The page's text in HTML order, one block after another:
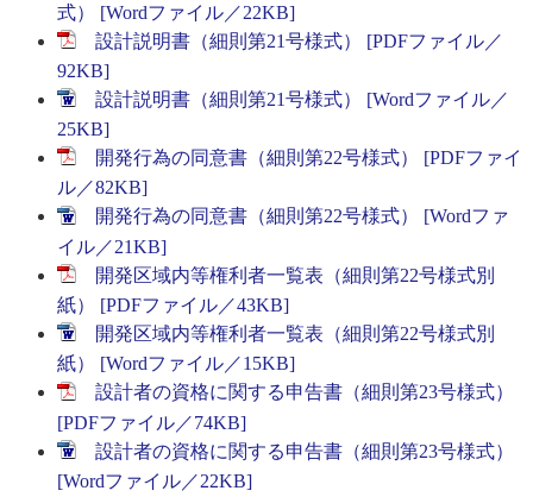
式） [Wordファイル／22KB]
設計説明書（細則第21号様式） [PDFファイル／
92KB]
設計説明書（細則第21号様式） [Wordファイル／
25KB]
開発行為の同意書（細則第22号様式） [PDFファイ
ル／82KB]
開発行為の同意書（細則第22号様式） [Wordファ
イル／21KB]
開発区域内等権利者一覧表（細則第22号様式別
紙） [PDFファイル／43KB]
開発区域内等権利者一覧表（細則第22号様式別
紙） [Wordファイル／15KB]
設計者の資格に関する申告書（細則第23号様式）
[PDFファイル／74KB]
設計者の資格に関する申告書（細則第23号様式）
[Wordファイル／22KB]